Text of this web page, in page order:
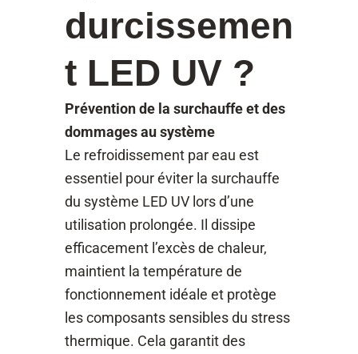
durcissemen
t LED UV ?
Prévention de la surchauffe et des
dommages au système
Le refroidissement par eau est
essentiel pour éviter la surchauffe
du système LED UV lors d’une
utilisation prolongée. Il dissipe
efficacement l’excès de chaleur,
maintient la température de
fonctionnement idéale et protège
les composants sensibles du stress
thermique. Cela garantit des